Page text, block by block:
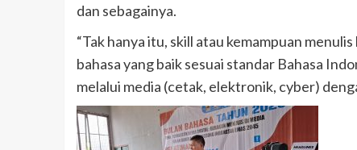
dan sebagainya.
“Tak hanya itu, skill atau kemampuan
bahasa yang baik sesuai standar Bahasa
melalui media (cetak, elektronik, cyber)